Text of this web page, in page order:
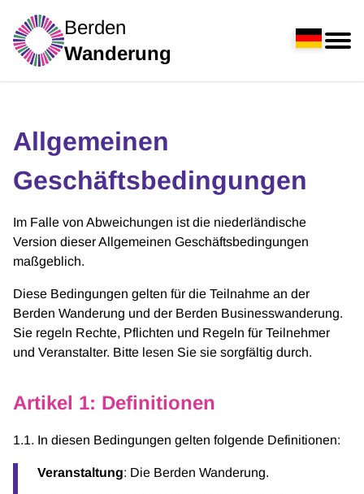
Berden
Wanderung
Allgemeinen
Geschäftsbedingungen
Im Falle von Abweichungen ist die niederländische
Version dieser Allgemeinen Geschäftsbedingungen
maßgeblich.
Diese Bedingungen gelten für die Teilnahme an der
Berden Wanderung und der Berden Businesswanderung.
Sie regeln Rechte, Pflichten und Regeln für Teilnehmer
und Veranstalter. Bitte lesen Sie sie sorgfältig durch.
Artikel 1: Definitionen
1.1. In diesen Bedingungen gelten folgende Definitionen:
Veranstaltung: Die Berden Wanderung.